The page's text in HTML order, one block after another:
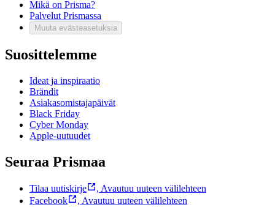
Mikä on Prisma?
Palvelut Prismassa
Muuta evästeasetuksia
Suosittelemme
Ideat ja inspiraatio
Brändit
Asiakasomistajapäivät
Black Friday
Cyber Monday
Apple-uutuudet
Seuraa Prismaa
Tilaa uutiskirje , Avautuu uuteen välilehteen
Facebook
, Avautuu uuteen välilehteen